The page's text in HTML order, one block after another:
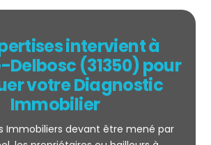
intervient à
(31350) pour
votre Diagnostic
Immobilier
Immobiliers devant être mené par